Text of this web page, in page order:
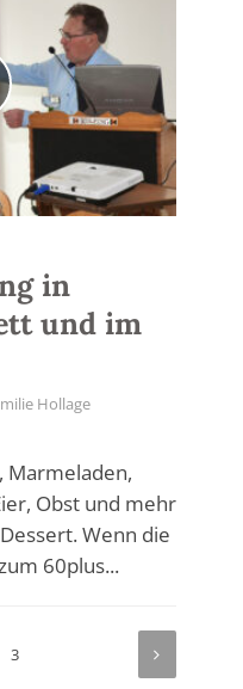
in
und im
Hollage
Marmeladen,
Obst und mehr
Wenn die
60plus...
3